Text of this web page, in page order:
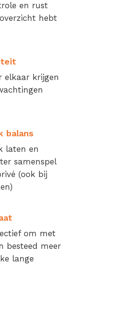
en rust
hebt
elkaar krijgen
balans
laten en
samenspel
(ook bij
om met
besteed meer
lange